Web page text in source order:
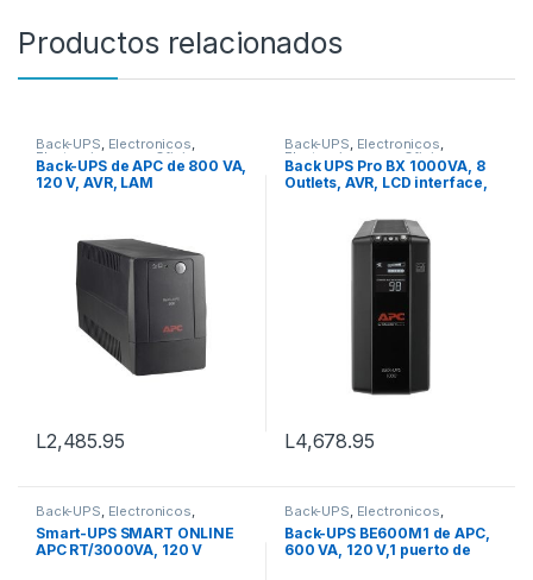
Productos relacionados
Back-UPS, Electronicos,
Electronicos para Oficina
Back-UPS de APC de 800 VA,
120 V, AVR, LAM
L2,485.95
Back-UPS, Electronicos,
Electronicos para Oficina
Back UPS Pro BX 1000VA, 8
Outlets, AVR, LCD interface,
L4,678.95
Back-UPS, Electronicos,
Electronicos para Oficina
Smart-UPS SMART ONLINE
APC RT/3000VA, 120 V
Back-UPS, Electronicos,
Electronicos para Oficina
Back-UPS BE600M1 de APC,
600 VA, 120 V,1 puerto de